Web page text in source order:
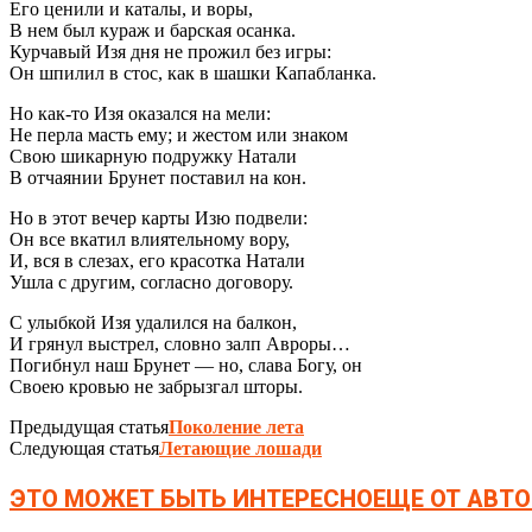
Его ценили и каталы, и воры,
В нем был кураж и барская осанка.
Курчавый Изя дня не прожил без игры:
Он шпилил в стос, как в шашки Капабланка.
Но как-то Изя оказался на мели:
Не перла масть ему; и жестом или знаком
Свою шикарную подружку Натали
В отчаянии Брунет поставил на кон.
Но в этот вечер карты Изю подвели:
Он все вкатил влиятельному вору,
И, вся в слезах, его красотка Натали
Ушла с другим, согласно договору.
С улыбкой Изя удалился на балкон,
И грянул выстрел, словно залп Авроры…
Погибнул наш Брунет — но, слава Богу, он
Своею кровью не забрызгал шторы.
Предыдущая статьяПоколение лета
Следующая статьяЛетающие лошади
ЭТО МОЖЕТ БЫТЬ ИНТЕРЕСНОЕЩЕ ОТ